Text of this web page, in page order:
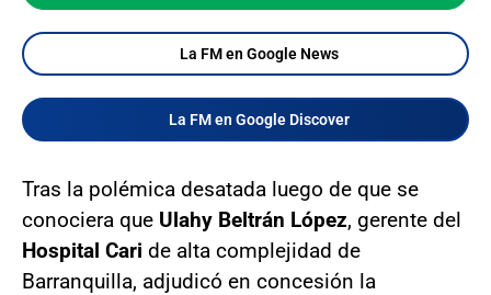
La FM en Google News
La FM en Google Discover
Tras la polémica desatada luego de que se
conociera que Ulahy Beltrán López, gerente del
Hospital Cari de alta complejidad de
Barranquilla, adjudicó en concesión la